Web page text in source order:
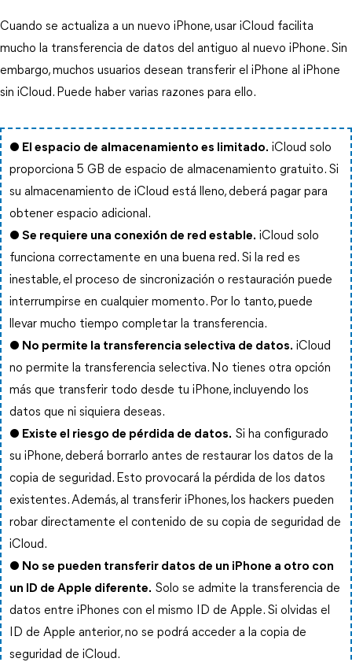
Cuando se actualiza a un nuevo iPhone, usar iCloud facilita
mucho la transferencia de datos del antiguo al nuevo iPhone. Sin
embargo, muchos usuarios desean transferir el iPhone al iPhone
sin iCloud. Puede haber varias razones para ello.
● El espacio de almacenamiento es limitado. iCloud solo
proporciona 5 GB de espacio de almacenamiento gratuito. Si
su almacenamiento de iCloud está lleno, deberá pagar para
obtener espacio adicional.
● Se requiere una conexión de red estable. iCloud solo
funciona correctamente en una buena red. Si la red es
inestable, el proceso de sincronización o restauración puede
interrumpirse en cualquier momento. Por lo tanto, puede
llevar mucho tiempo completar la transferencia.
● No permite la transferencia selectiva de datos. iCloud
no permite la transferencia selectiva. No tienes otra opción
más que transferir todo desde tu iPhone, incluyendo los
datos que ni siquiera deseas.
● Existe el riesgo de pérdida de datos. Si ha configurado
su iPhone, deberá borrarlo antes de restaurar los datos de la
copia de seguridad. Esto provocará la pérdida de los datos
existentes. Además, al transferir iPhones, los hackers pueden
robar directamente el contenido de su copia de seguridad de
iCloud.
● No se pueden transferir datos de un iPhone a otro con
un ID de Apple diferente. Solo se admite la transferencia de
datos entre iPhones con el mismo ID de Apple. Si olvidas el
ID de Apple anterior, no se podrá acceder a la copia de
seguridad de iCloud.